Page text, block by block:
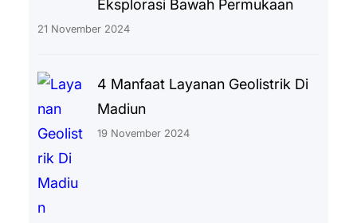
Eksplorasi Bawah Permukaan
21 November 2024
4 Manfaat Layanan Geolistrik Di
Madiun
19 November 2024